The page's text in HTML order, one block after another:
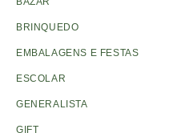
BRINQUEDO
EMBALAGENS E FESTAS
ESCOLAR
GENERALISTA
GIFT